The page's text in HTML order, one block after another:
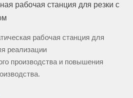
рабочая станция для резки с
рабочая станция для
реализации
производства и повышения